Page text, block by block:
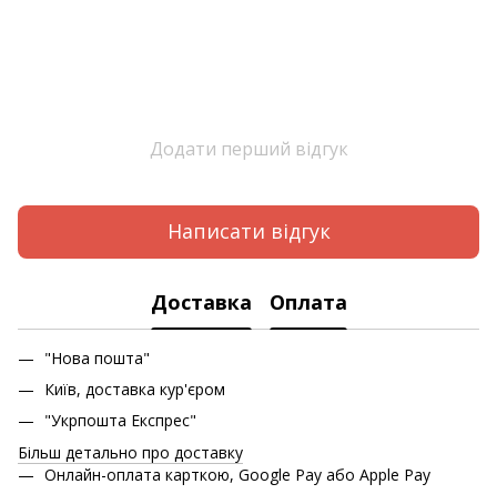
Додати перший відгук
Написати відгук
Доставка Оплата
"Нова пошта"
Київ, доставка кур'єром
"Укрпошта Експрес"
Більш детально про доставку
Онлайн-оплата карткою, Google Pay або Apple Pay